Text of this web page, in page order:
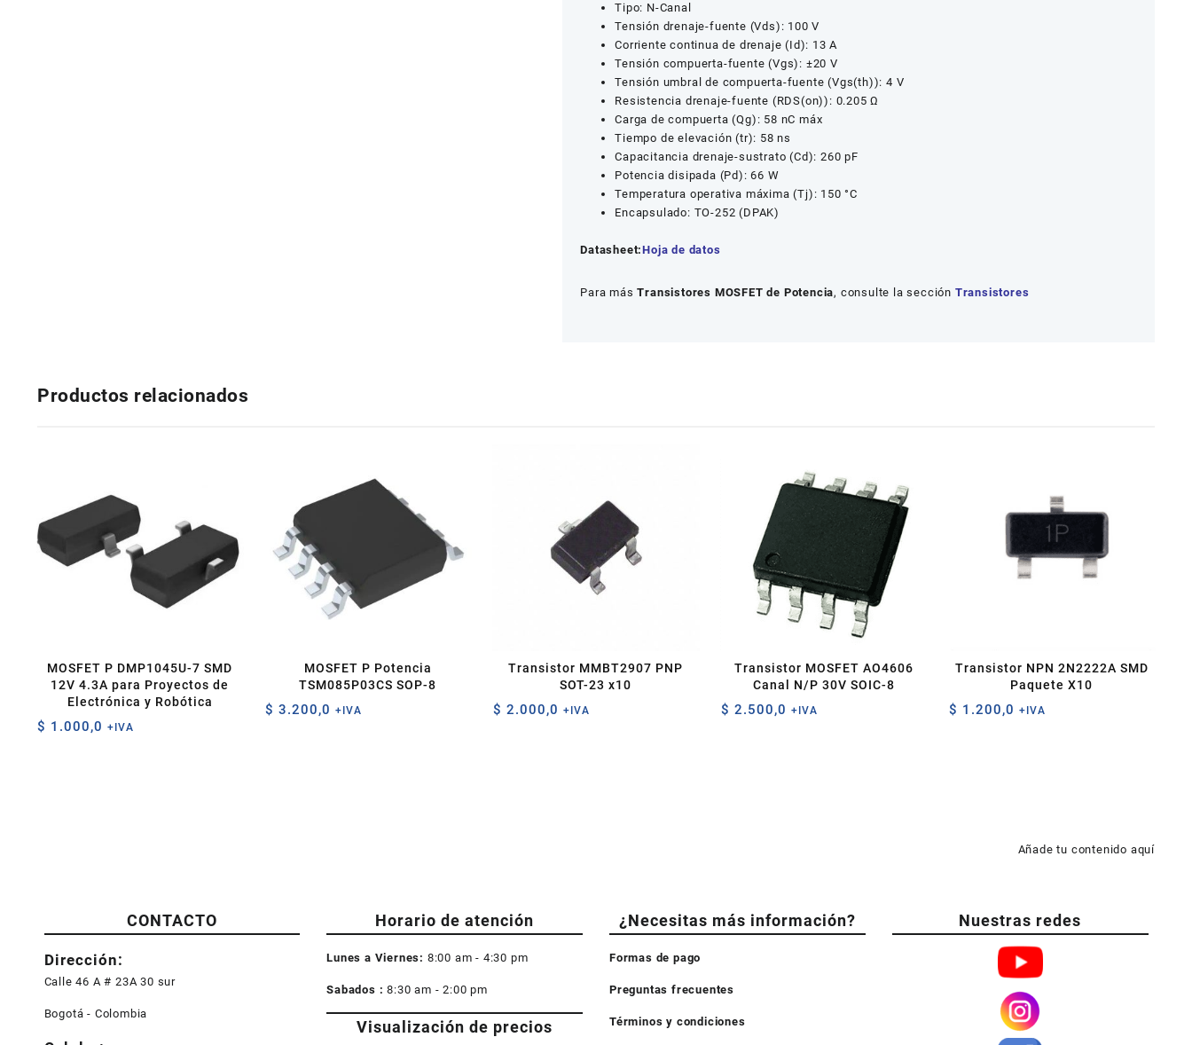
Tipo: N-Canal
Tensión drenaje-fuente (Vds): 100 V
Corriente continua de drenaje (Id): 13 A
Tensión compuerta-fuente (Vgs): ±20 V
Tensión umbral de compuerta-fuente (Vgs(th)): 4 V
Resistencia drenaje-fuente (RDS(on)): 0.205 Ω
Carga de compuerta (Qg): 58 nC máx
Tiempo de elevación (tr): 58 ns
Capacitancia drenaje-sustrato (Cd): 260 pF
Potencia disipada (Pd): 66 W
Temperatura operativa máxima (Tj): 150 °C
Encapsulado: TO-252 (DPAK)
Datasheet:Hoja de datos
Para másTransistores MOSFET de Potencia, consulte la sección Transistores
Productos relacionados
MOSFET P DMP1045U-7 SMD
12V 4.3A para Proyectos de
Electrónica y Robótica
$ 1.000,0 +IVA
MOSFET P Potencia
TSM085P03CS SOP-8
$ 3.200,0 +IVA
Transistor MMBT2907 PNP
SOT-23 x10
$ 2.000,0 +IVA
Transistor MOSFET AO4606
Canal N/P 30V SOIC-8
$ 2.500,0 +IVA
Transistor NPN 2N2222A SMD
Paquete X10
$ 1.200,0 +IVA
Añade tu contenido aquí
CONTACTO
Dirección:
Calle 46 A # 23A 30 sur
Bogotá - Colombia
Horario de atención
Lunes a Viernes: 8:00 am - 4:30 pm
Sabados :8:30 am - 2:00 pm
Visualización de precios
¿Necesitas más información?
Formas de pago
Preguntas frecuentes
Términos y condiciones
Nuestras redes